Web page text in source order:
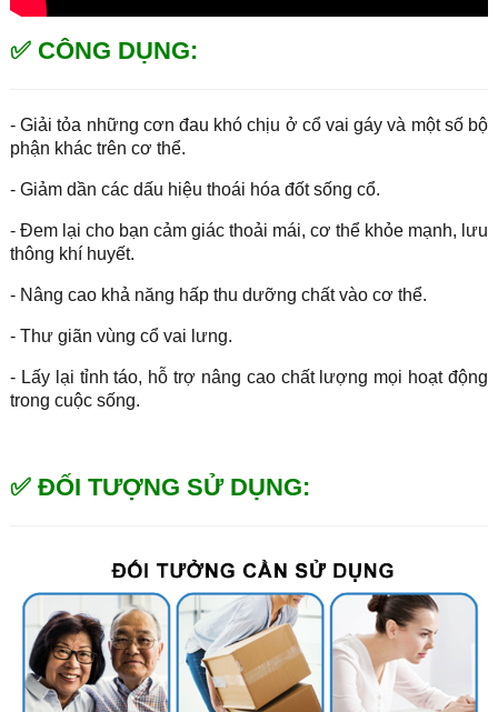
✅ CÔNG DỤNG:
- Giải tỏa những cơn đau khó chịu ở cổ vai gáy và một số bộ
phận khác trên cơ thể.
- Giảm dần các dấu hiệu thoái hóa đốt sống cổ.
- Đem lại cho bạn cảm giác thoải mái, cơ thể khỏe mạnh, lưu
thông khí huyết.
- Nâng cao khả năng hấp thu dưỡng chất vào cơ thể.
- Thư giãn vùng cổ vai lưng.
- Lấy lại tỉnh táo, hỗ trợ nâng cao chất lượng mọi hoạt động
trong cuộc sống.
✅ ĐỐI TƯỢNG SỬ DỤNG: